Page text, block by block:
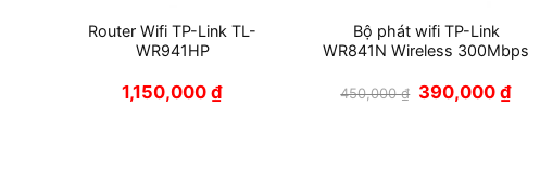
Router Wifi TP-Link TL-
WR941HP
1,150,000₫
Bộ phát wifi TP-Link
WR841N Wireless 300Mbps
450,000₫ Giá
gốc
390,000₫Giá